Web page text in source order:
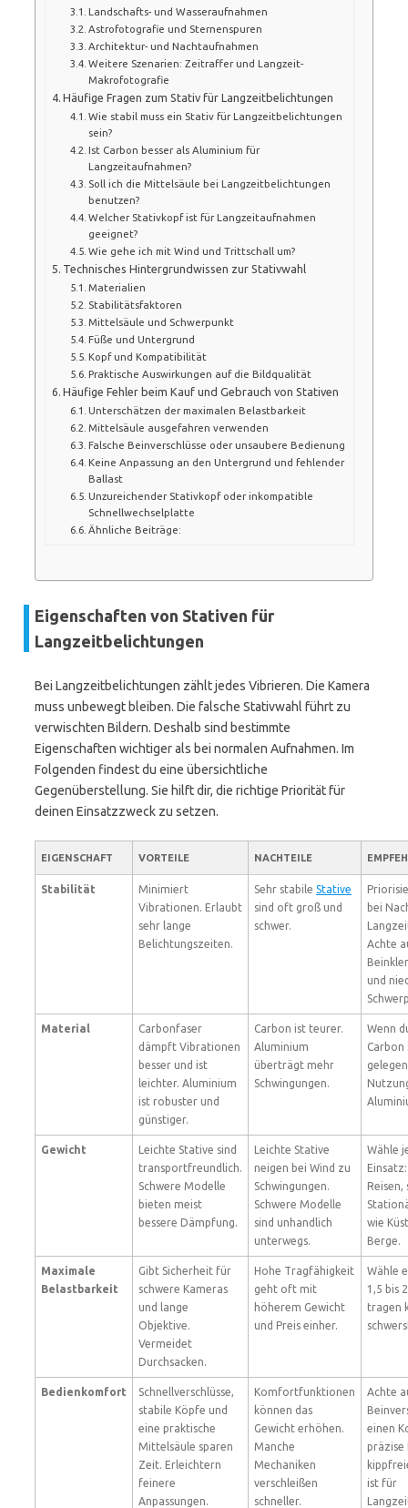
Landschafts- und Wasseraufnahmen
Astrofotografie und Sternenspuren
Architektur- und Nachtaufnahmen
Weitere Szenarien: Zeitraffer und Langzeit-
Makrofotografie
Häufige Fragen zum Stativ für Langzeitbelichtungen
Wie stabil muss ein Stativ für Langzeitbelichtungen
sein?
Ist Carbon besser als Aluminium für
Langzeitaufnahmen?
Soll ich die Mittelsäule bei Langzeitbelichtungen
benutzen?
Welcher Stativkopf ist für Langzeitaufnahmen
geeignet?
Wie gehe ich mit Wind und Trittschall um?
Technisches Hintergrundwissen zur Stativwahl
Materialien
Stabilitätsfaktoren
Mittelsäule und Schwerpunkt
Füße und Untergrund
Kopf und Kompatibilität
Praktische Auswirkungen auf die Bildqualität
Häufige Fehler beim Kauf und Gebrauch von Stativen
Unterschätzen der maximalen Belastbarkeit
Mittelsäule ausgefahren verwenden
Falsche Beinverschlüsse oder unsaubere Bedienung
Keine Anpassung an den Untergrund und fehlender
Ballast
Unzureichender Stativkopf oder inkompatible
Schnellwechselplatte
Ähnliche Beiträge:
Eigenschaften von Stativen für
Langzeitbelichtungen
Bei Langzeitbelichtungen zählt jedes Vibrieren. Die Kamera
muss unbewegt bleiben. Die falsche Stativwahl führt zu
verwischten Bildern. Deshalb sind bestimmte
Eigenschaften wichtiger als bei normalen Aufnahmen. Im
Folgenden findest du eine übersichtliche
Gegenüberstellung. Sie hilft dir, die richtige Priorität für
deinen Einsatzzweck zu setzen.
EIGENSCHAFT VORTEILE NACHTEILE
Stabilität
Minimiert
Vibrationen. Erlaubt
sehr lange
Belichtungszeiten.
Sehr stabile Stative
sind oft groß und
schwer.
bei
Achte
und
Material
Carbonfaser
dämpft Vibrationen
besser und ist
leichter. Aluminium
ist robuster und
günstiger.
Carbon ist teurer.
Aluminium
überträgt mehr
Schwingungen.
Wenn
Carbon
Gewicht
Leichte Stative sind
transportfreundlich.
Schwere Modelle
bieten meist
bessere Dämpfung.
Leichte Stative
neigen bei Wind zu
Schwingungen.
Schwere Modelle
sind unhandlich
unterwegs.
Wähle
Reisen,
wie
Berge.
Maximale
Belastbarkeit
Gibt Sicherheit für
schwere Kameras
und lange
Objektive.
Vermeidet
Durchsacken.
Hohe Tragfähigkeit
geht oft mit
höherem Gewicht
und Preis einher.
Wähle
1,5 bis
tragen
Bedienkomfort
Schnellverschlüsse,
stabile Köpfe und
eine praktische
Mittelsäule sparen
Zeit. Erleichtern
feinere
Anpassungen.
Komfortfunktionen
können das
Gewicht erhöhen.
Manche
Mechaniken
verschleißen
schneller.
Achte
einen
präzise
ist für